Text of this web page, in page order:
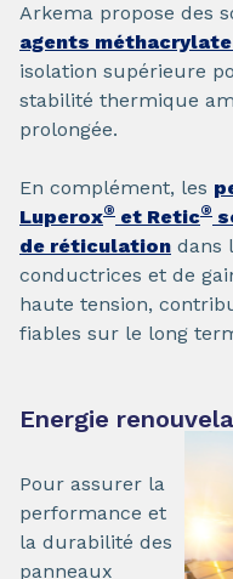
Arkema propose des
agents
isolation supérieure
stabilité thermique
prolongée.
En complément, les
Luperox® et Retic®
de réticulation dans
conductrices et de
haute tension,
fiables sur le long
Energie
Pour assurer la
performance et
la durabilité des
panneaux